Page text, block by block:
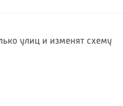
улиц и изменят схему